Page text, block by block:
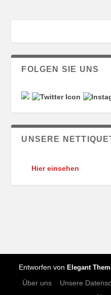
FOLGEN SIE UNS
UNSERE
Hier einsehen
Entworfen von Elegant
Über uns Unsere